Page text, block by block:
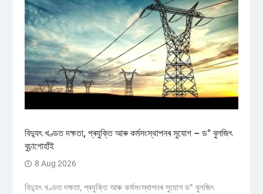
বিদ্যুৎ খণ্ডত দক্ষতা, প্ৰযুক্তি আৰু কৰ্মসংস্থাপনৰ সুযোগ – ড° বুলজিৎ
বুঢ়াগোহাঁই
8 Aug 2026
বিদ্যুৎ খণ্ডত দক্ষতা, প্ৰযুক্তি আৰু কৰ্মসংস্থাপনৰ সুযোগ ড° বুলজিৎ